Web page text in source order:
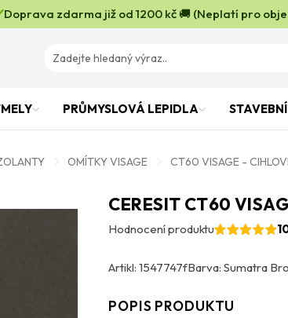
Doprava zdarma již od 1200 kč 🚚 (Neplatí pro
PRŮMYSLOVÁ LEPIDLA
OMÍTKY VISAGE CT60 VISAGE -
CERESIT CT60
Hodnocení produktu
Artikl: 1547747fBarva: Sumatra
POPIS PRODUKTU